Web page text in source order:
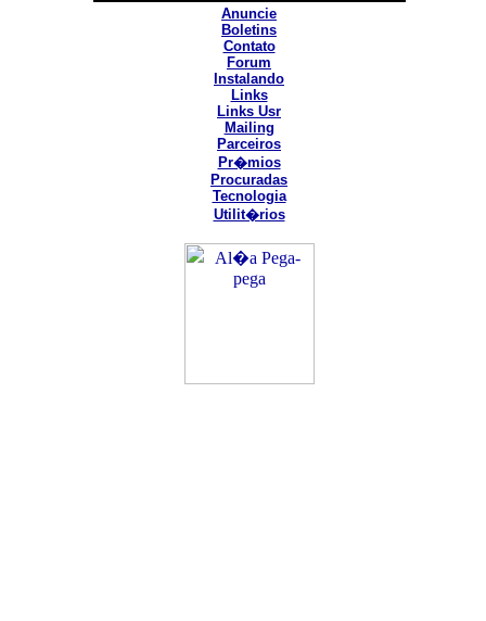
Anuncie
Boletins
Contato
Forum
Instalando
Links
Links Usr
Mailing
Parceiros
Pr�mios
Procuradas
Tecnologia
Utilit�rios